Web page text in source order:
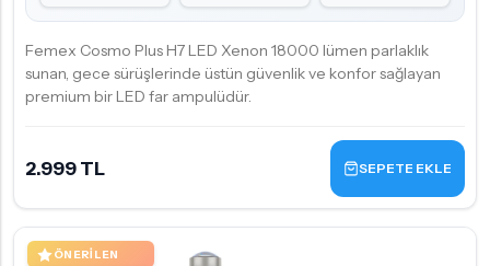
Femex Cosmo Plus H7 LED Xenon 18000 lümen parlaklık
sunan, gece sürüşlerinde üstün güvenlik ve konfor sağlayan
premium bir LED far ampulüdür.
2.999 TL SEPETE EKLE
ÖNERILEN